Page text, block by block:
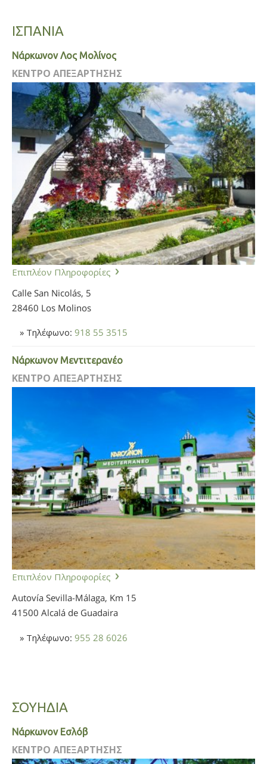
ΙΣΠΑΝΙΑ
Νάρκωνον Λος Μολίνος
ΚΕΝΤΡΟ ΑΠΕΞΑΡΤΗΣΗΣ
Επιπλέον Πληροφορίες
Calle San Nicolás, 5
28460 Los Molinos
» Τηλέφωνο: 918 55 3515
Νάρκωνον Μεντιτερανέο
ΚΕΝΤΡΟ ΑΠΕΞΑΡΤΗΣΗΣ
Επιπλέον Πληροφορίες
Autovía Sevilla-Málaga, Km 15
41500 Alcalá de Guadaira
» Τηλέφωνο: 955 28 6026
ΣΟΥΗΔΙΑ
Νάρκωνον Εσλόβ
ΚΕΝΤΡΟ ΑΠΕΞΑΡΤΗΣΗΣ